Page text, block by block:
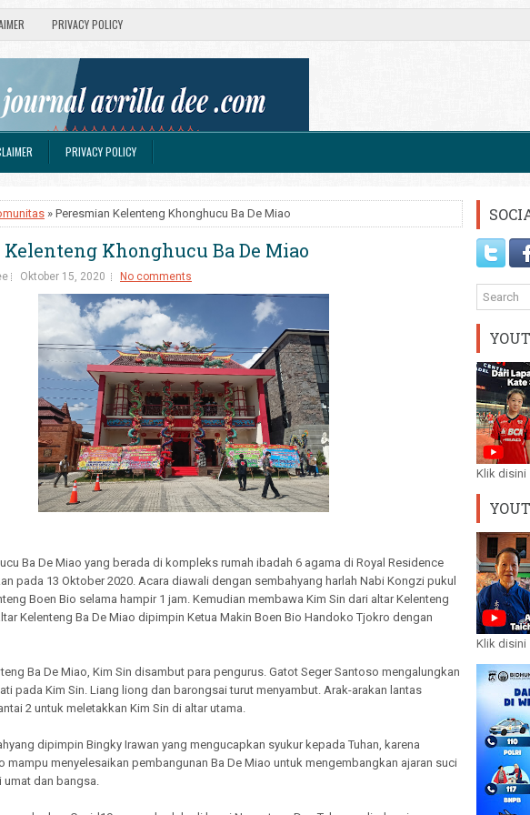
PRIVACY POLICY
PRIVACY POLICY
» Peresmian Kelenteng Khonghucu Ba De Miao
Khonghucu Ba De Miao
Oktober 15, 2020 No comments
Ba De Miao yang berada di kompleks rumah ibadah 6 agama di Royal Residence
pada 13 Oktober 2020. Acara diawali dengan sembahyang harlah Nabi Kongzi pukul
Boen Bio selama hampir 1 jam. Kemudian membawa Kim Sin dari altar Kelenteng
Kelenteng Ba De Miao dipimpin Ketua Makin Boen Bio Handoko Tjokro dengan
Ba De Miao, Kim Sin disambut para pengurus. Gatot Seger Santoso mengalungkan
pada Kim Sin. Liang liong dan barongsai turut menyambut. Arak-arakan lantas
2 untuk meletakkan Kim Sin di altar utama.
dipimpin Bingky Irawan yang mengucapkan syukur kepada Tuhan, karena
mampu menyelesaikan pembangunan Ba De Miao untuk mengembangkan ajaran suci
umat dan bangsa.
Klik disini
Klik disini